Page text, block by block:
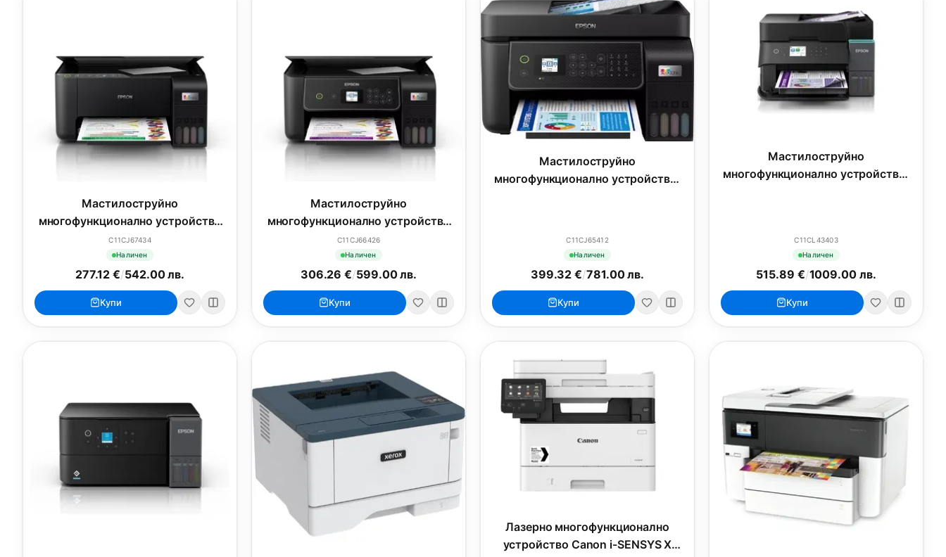
Мастилоструйно
многофункционално устройство
Epson EcoTank L3270 WiFi MFP
C11CJ67434
Наличен
277.12 €/542.00 лв.
Купи
Мастилоструйно
многофункционално устройство
Epson EcoTank L3280 WiFi MFP
C11CJ66426
Наличен
306.26 €/599.00 лв.
Купи
Мастилоструйно
многофункционално устройство,
C11CJ65412
Наличен
399.32 €/781.00 лв.
Купи
Мастилоструйно
многофункционално устройство,
C11CL43403
Наличен
515.89 €/1009.00 лв.
Купи
Лазерно многофункционално
устройство Canon i-SENSYS X